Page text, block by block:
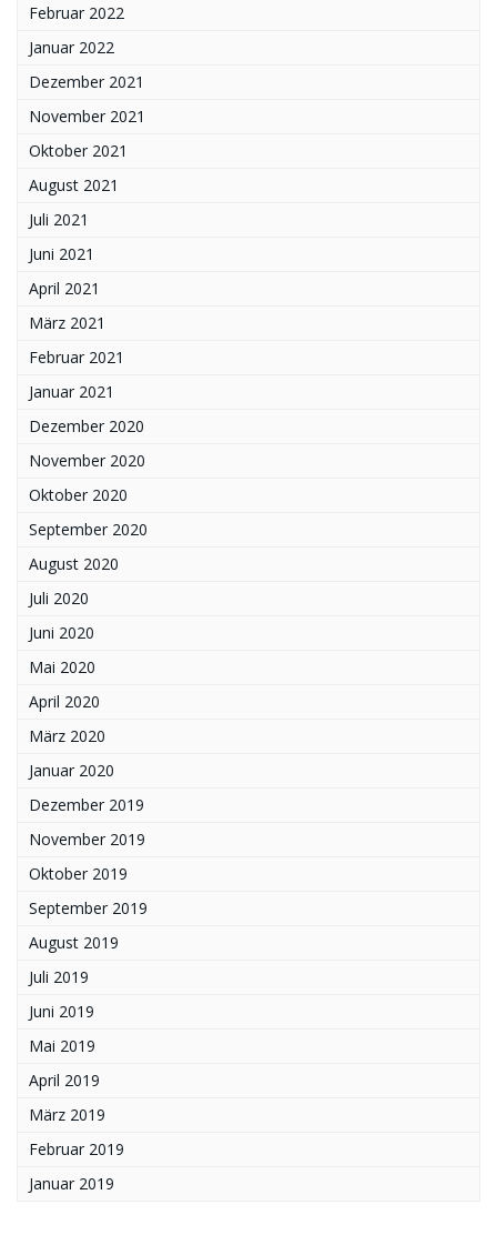
Februar 2022
Januar 2022
Dezember 2021
November 2021
Oktober 2021
August 2021
Juli 2021
Juni 2021
April 2021
März 2021
Februar 2021
Januar 2021
Dezember 2020
November 2020
Oktober 2020
September 2020
August 2020
Juli 2020
Juni 2020
Mai 2020
April 2020
März 2020
Januar 2020
Dezember 2019
November 2019
Oktober 2019
September 2019
August 2019
Juli 2019
Juni 2019
Mai 2019
April 2019
März 2019
Februar 2019
Januar 2019